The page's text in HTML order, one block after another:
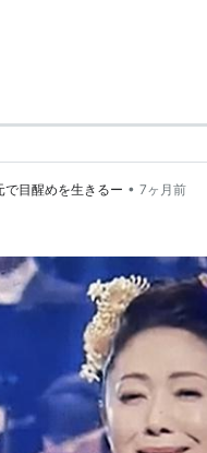
目醒めを生きるー • 7ヶ月前